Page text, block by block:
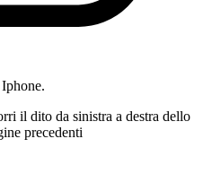
il dito da sinistra a destra dello
precedenti